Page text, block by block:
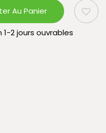
Au Panier
1-2 jours ouvrables